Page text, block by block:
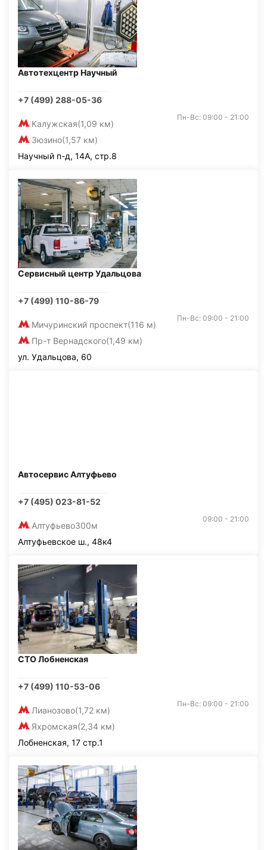
Автотехцентр Научный
+7 (499) 288-05-36
Калужская(1,09 км)
Зюзино(1,57 км)
Пн-Вс: 09:00 - 21:00
Научный п-д, 14А, стр.8
Сервисный центр Удальцова
+7 (499) 110-86-79
Мичуринский проспект(116 м)
Пр-т Вернадского(1,49 км)
Пн-Вс: 09:00 - 21:00
ул. Удальцова, 60
Автосервис Алтуфьево
+7 (495) 023-81-52
Алтуфьево300м
09:00 - 21:00
Алтуфьевское ш., 48к4
СТО Лобненская
+7 (499) 110-53-06
Лианозово(1,72 км)
Яхромская(2,34 км)
Пн-Вс: 09:00 - 21:00
Лобненская, 17 стр.1